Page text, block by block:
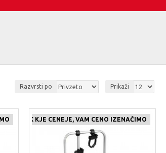
Razvrsti po Prikaži
IZDELEK KJE CENEJE, VAM CENO IZENAČIMO